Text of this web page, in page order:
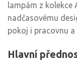
lampám z kolekce
nadčasovému
pokoj i pracovnu
Hlavní